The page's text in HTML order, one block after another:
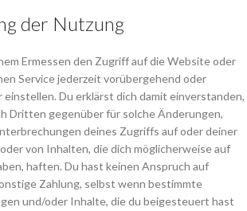
der Nutzung
Ermessen den Zugriff auf die Website oder
Service jederzeit vorübergehend oder
Du erklärst dich damit einverstanden,
Dritten gegenüber für solche Änderungen,
deines Zugriffs auf oder deiner
von Inhalten, die dich möglicherweise auf
haften. Du hast keinen Anspruch auf
Zahlung, selbst wenn bestimmte
und/oder Inhalte, die du beigesteuert hast